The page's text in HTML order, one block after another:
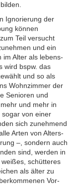
Ignorierung der
können
Teil versucht
und ein
im Alter als lebens­
wird bspw. das
und so als
Wohnzimmer der
Senioren und
und mehr in
von einer
sich zunehmend
Arten von Alters­
–, sondern auch
sind, werden in
schütteres
als älter zu
Vor­